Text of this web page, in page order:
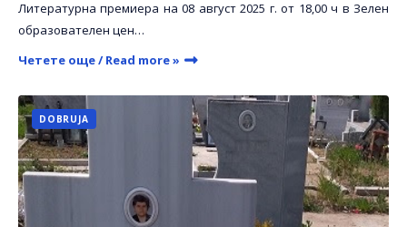
Литературна премиера на 08 август 2025 г. от 18,00 ч в Зелен
образователен цен…
Четете още / Read more »
DOBRUJA